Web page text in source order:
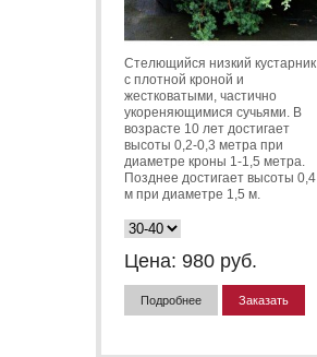
Cтелющийся низкий кустарник
с плотной кроной и
жестковатыми, частично
укореняющимися сучьями. В
возрасте 10 лет достигает
высоты 0,2-0,3 метра при
диаметре кроны 1-1,5 метра.
Позднее достигает высоты 0,4
м при диаметре 1,5 м.
Цена: 980 руб.
Подробнее Заказать